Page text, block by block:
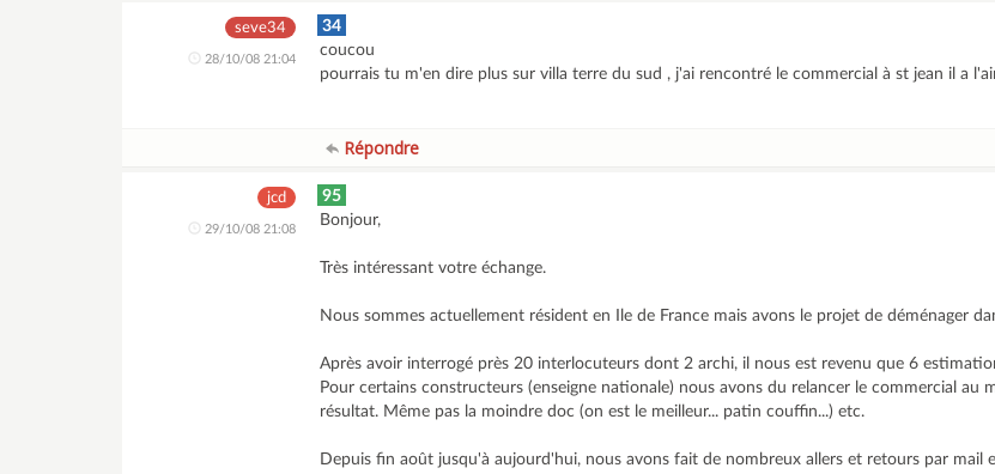
seve34
28/10/08 21:04
34
coucou
pourrais tu m'en dire plus sur villa terre du sud , j'ai rencontré le commercial à st jean il a
Répondre
jcd
29/10/08 21:08
95
Bonjour,
Très intéressant votre échange.
Nous sommes actuellement résident en Ile de France mais avons le projet de déménager
Après avoir interrogé près 20 interlocuteurs dont 2 archi, il nous est revenu que 6
Pour certains constructeurs (enseigne nationale) nous avons du relancer le commercial au
résultat. Même pas la moindre doc (on est le meilleur... patin couffin...) etc.
Depuis fin août jusqu'à aujourd'hui, nous avons fait de nombreux allers et retours par mail